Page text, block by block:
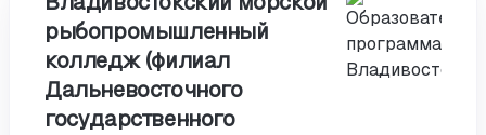
рыбопромышленный
колледж (филиал
Дальневосточного
государственного